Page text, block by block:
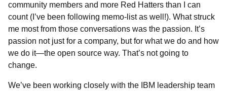
community members and more Red Hatters than I can
count (I’ve been following memo-list as well!). What struck
me most from those conversations was the passion. It’s
passion not just for a company, but for what we do and how
we do it—the open source way. That’s not going to
change.
We’ve been working closely with the IBM leadership team